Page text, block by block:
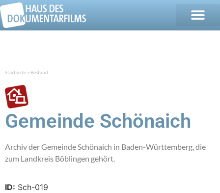
Startseite > Bestand
Gemeinde Schönaich
Archiv der Gemeinde Schönaich in Baden-Württemberg, die
zum Landkreis Böblingen gehört.
ID: Sch-019